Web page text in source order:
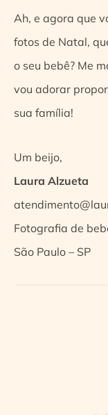
Ah, e agora que
fotos de Natal,
o seu bebê? Me
vou adorar
sua família!
Um beijo,
Laura Alzueta
Fotografia de
São Paulo – SP